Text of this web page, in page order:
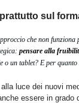
sul
che non funziona
pensare alla
o un tablet? E per
luce dei nuovi
essere in grado